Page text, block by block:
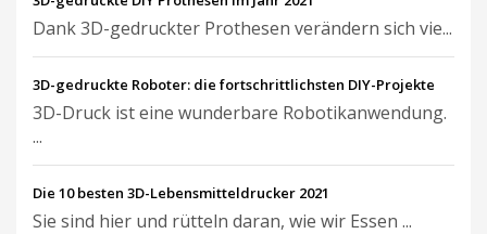
Dank 3D-gedruckter Prothesen verändern sich vie...
3D-gedruckte Roboter: die fortschrittlichsten DIY-Projekte
3D-Druck ist eine wunderbare Robotikanwendung.
...
Die 10 besten 3D-Lebensmitteldrucker 2021
Sie sind hier und rütteln daran, wie wir Essen ...